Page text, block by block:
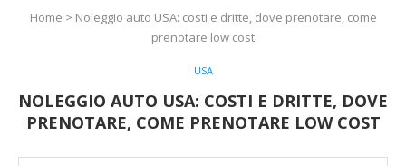
Home > Noleggio auto USA: costi e dritte, dove prenotare, come
prenotare low cost
USA
NOLEGGIO AUTO USA: COSTI E DRITTE, DOVE
PRENOTARE, COME PRENOTARE LOW COST